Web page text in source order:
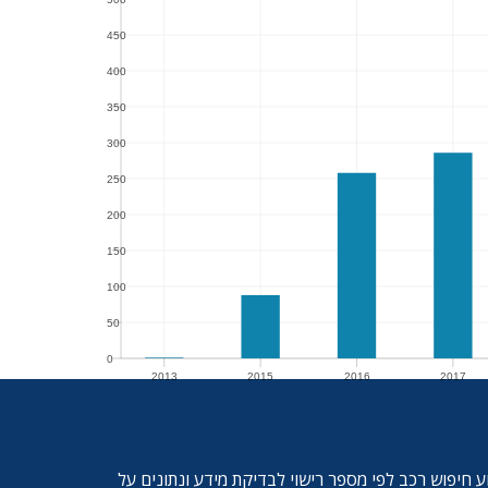
2013 2015 2016 2017
0
50
100
150
200
250
300
350
400
450
חיפוש רכב לפי מספר רישוי לבדיקת מידע ונתונים על